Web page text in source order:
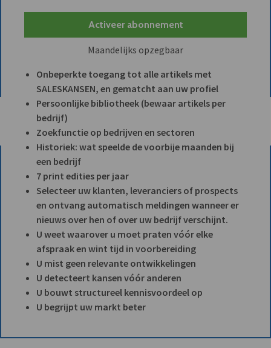
Activeer abonnement
Maandelijks opzegbaar
Onbeperkte toegang tot alle artikels met
SALESKANSEN, en gematcht aan uw profiel
Persoonlijke bibliotheek (bewaar artikels per
bedrijf)
Zoekfunctie op bedrijven en sectoren
Historiek: wat speelde de voorbije maanden bij
een bedrijf
7 print edities per jaar
Selecteer uw klanten, leveranciers of prospects
en ontvang automatisch meldingen wanneer er
nieuws over hen of over uw bedrijf verschijnt.
U weet waarover u moet praten vóór elke
afspraak en wint tijd in voorbereiding
U mist geen relevante ontwikkelingen
U detecteert kansen vóór anderen
U bouwt structureel kennisvoordeel op
U begrijpt uw markt beter